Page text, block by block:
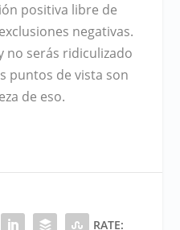
positiva libre de
negativas.
no serás ridiculizado
puntos de vista son
de eso.
RATE: